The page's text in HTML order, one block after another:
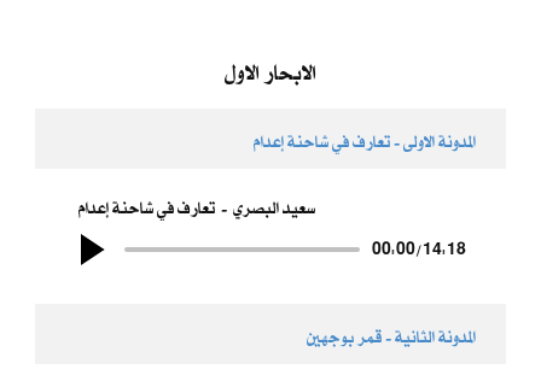
الابحار الاول
المدونة الاولى - تعارف في شاحنة إعدام
تعارف في شاحنة إعدام سعيد البصري
00:00/14:18
المدونة الثانية - قمر بوجهين